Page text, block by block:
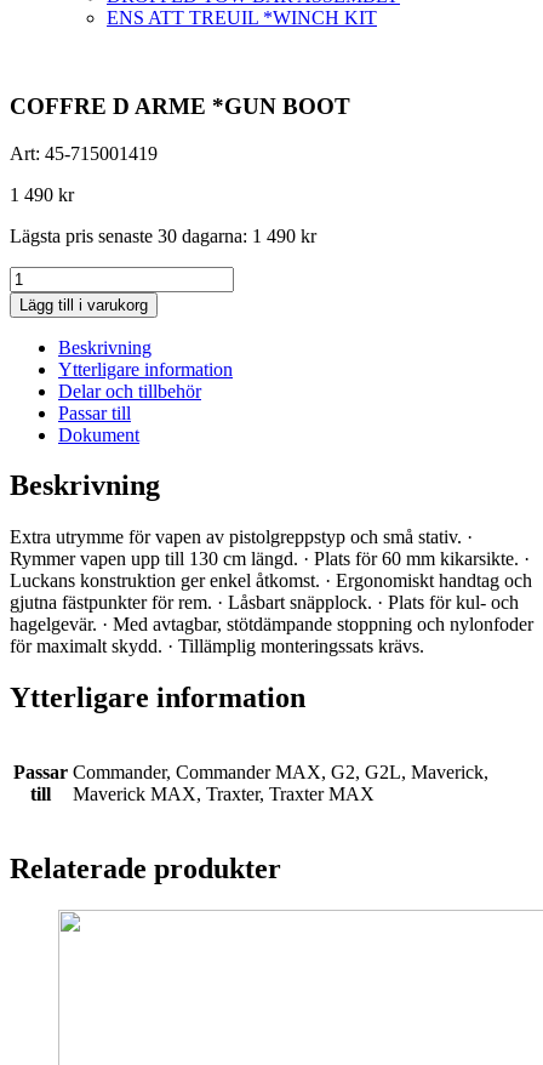
ENS ATT TREUIL *WINCH KIT
COFFRE D ARME *GUN BOOT
Art: 45-715001419
1 490 kr
Lägsta pris senaste 30 dagarna: 1 490 kr
COFFRE
D
ARME
*GUN
BOOT
mängd
Lägg till i varukorg
Beskrivning
Ytterligare information
Delar och tillbehör
Passar till
Dokument
Beskrivning
Extra utrymme för vapen av pistolgreppstyp och små stativ. ·
Rymmer vapen upp till 130 cm längd. · Plats för 60 mm kikarsikte. ·
Luckans konstruktion ger enkel åtkomst. · Ergonomiskt handtag och
gjutna fästpunkter för rem. · Låsbart snäpplock. · Plats för kul- och
hagelgevär. · Med avtagbar, stötdämpande stoppning och nylonfoder
för maximalt skydd. · Tillämplig monteringssats krävs.
Ytterligare information
Passar
till
Commander, Commander MAX, G2, G2L, Maverick,
Maverick MAX, Traxter, Traxter MAX
Relaterade produkter